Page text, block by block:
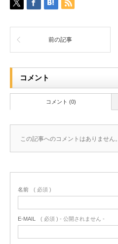
前の記事
コメント
コメント (0)
この記事へのコメントはありません。
名前 ( 必須 )
E-MAIL ( 必須 ) - 公開されません -